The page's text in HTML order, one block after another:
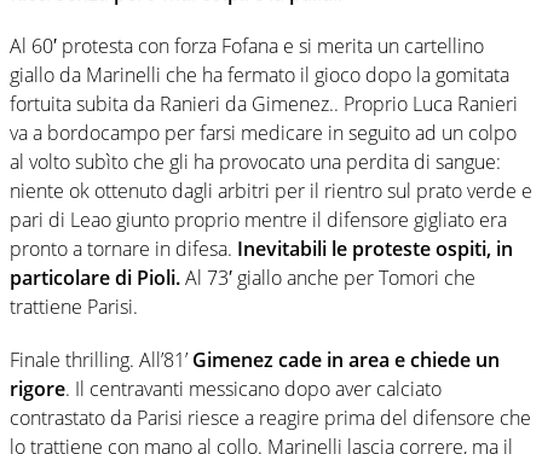
Al 60′ protesta con forza Fofana e si merita un cartellino
giallo da Marinelli che ha fermato il gioco dopo la gomitata
fortuita subita da Ranieri da Gimenez.. Proprio Luca Ranieri
va a bordocampo per farsi medicare in seguito ad un colpo
al volto subìto che gli ha provocato una perdita di sangue:
niente ok ottenuto dagli arbitri per il rientro sul prato verde e
pari di Leao giunto proprio mentre il difensore gigliato era
pronto a tornare in difesa. Inevitabili le proteste ospiti, in
particolare di Pioli.Al 73′ giallo anche per Tomori che
trattiene Parisi.
Finale thrilling. All’81’ Gimenez cade in area e chiede un
rigore. Il centravanti messicano dopo aver calciato
contrastato da Parisi riesce a reagire prima del difensore che
lo trattiene con mano al collo. Marinelli lascia correre, ma il